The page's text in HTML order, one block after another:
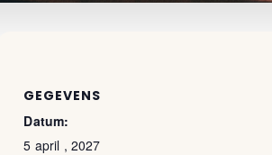
GEGEVENS
Datum:
5 april , 2027